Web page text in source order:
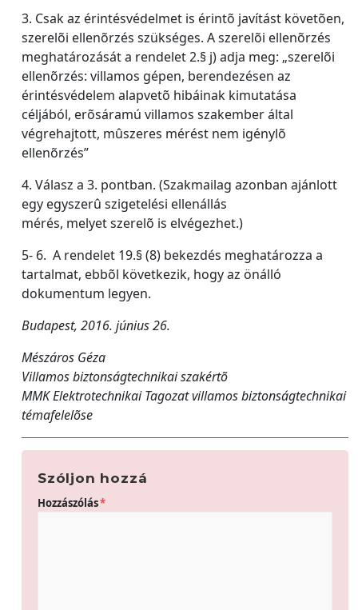
3. Csak az érintésvédelmet is érintõ javítást követõen,
szerelõi ellenõrzés szükséges. A szerelõi ellenõrzés
meghatározását a rendelet 2.§ j) adja meg: „szerelõi
ellenõrzés: villamos gépen, berendezésen az
érintésvédelem alapvetõ hibáinak kimutatása
céljából, erõsáramú villamos szakember által
végrehajtott, mûszeres mérést nem igénylõ
ellenõrzés”
4. Válasz a 3. pontban. (Szakmailag azonban ajánlott
egy egyszerû szigetelési ellenállás
mérés, melyet szerelõ is elvégezhet.)
5- 6. A rendelet 19.§ (8) bekezdés meghatározza a
tartalmat, ebbõl következik, hogy az önálló
dokumentum legyen.
Budapest, 2016. június 26.
Mészáros Géza
Villamos biztonságtechnikai szakértõ
MMK Elektrotechnikai Tagozat villamos biztonságtechnikai
témafelelõse
Szóljon hozzá
Hozzászólás*